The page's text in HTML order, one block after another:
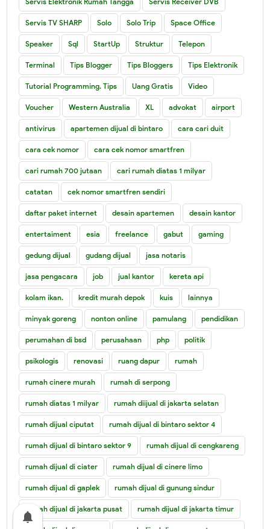
Servis TV SHARP Solo Solo Trip Space Office
Speaker Sql StartUp Struktur Telepon
Terminal Tips Blogger Tips Bloggers Tips Elektronik
Tutorial Programming. Tips Uang Gratis Video
Voucher Western Australia XL advokat airport
antivirus apartemen dijual di bintaro cara cari duit
cara cek nomor cara cek nomor smartfren
cari rumah 700 jutaan cari rumah diatas 1 milyar
catatan cek nomor smartfren sendiri
daftar paket internet desain apartemen desain kantor
entertaiment esia freelance gabut gaming
gedung dijual gudang dijual jasa notaris
jasa pengacara job jual kantor kereta api
kolam ikan. kredit murah depok kuis lainnya
minyak goreng nonton online pamulang pendidikan
perumahan di bsd perusahaan php politik
psikologis renovasi ruang dapur rumah
rumah cinere murah rumah di serpong
rumah diatas 1 milyar rumah diijual di jakarta selatan
rumah dijual ciputat rumah dijual di bintaro sektor 4
rumah dijual di bintaro sektor 9 rumah dijual di cengkareng
rumah dijual di ciater rumah dijual di cinere limo
rumah dijual di gaplek rumah dijual di gunung sindur
rumah dijual di jakarta pusat rumah dijual di jakarta timur
notifications